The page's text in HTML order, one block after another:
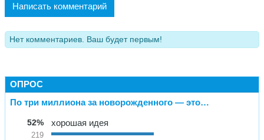
Написать комментарий
Нет комментариев. Ваш будет первым!
ОПРОС
По три миллиона за новорожденного — это…
52%
219
хорошая идея